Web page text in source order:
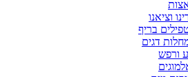
וציאנו
בריף
דגים
ורפש